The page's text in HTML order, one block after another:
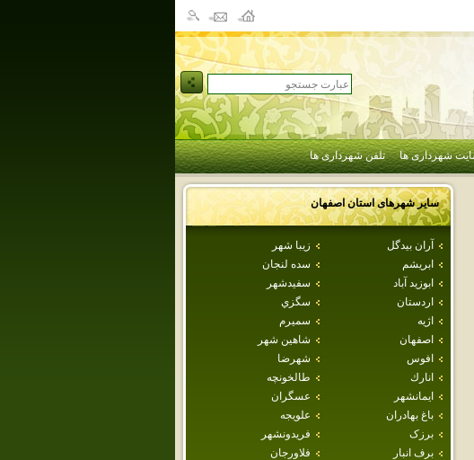
شهرداری ها تلفن شهرداری ها
سایر شهرهای استاناصفهان
آران بيدگل
زيبا شهر
ابريشم
سده لنجان
ابوزيد آباد
سفيدشهر
اردستان
سگزي
اژيه
سميرم
اصفهان
شاهين شهر
افوس
شهرضا
انارك
طالخونچه
ايمانشهر
عسگران
باغ بهادران
علويجه
برزک
فريدونشهر
برف انبار
فلاورجان